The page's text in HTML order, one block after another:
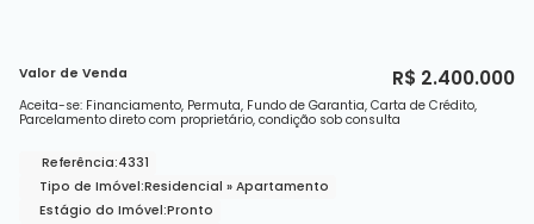
R$ 2.400.000
Valor de Venda
Aceita-se: Financiamento, Permuta, Fundo de Garantia, Carta de Crédito,
Parcelamento direto com proprietário, condição sob consulta
Referência:4331
Tipo de Imóvel:Residencial » Apartamento
Estágio do Imóvel:Pronto